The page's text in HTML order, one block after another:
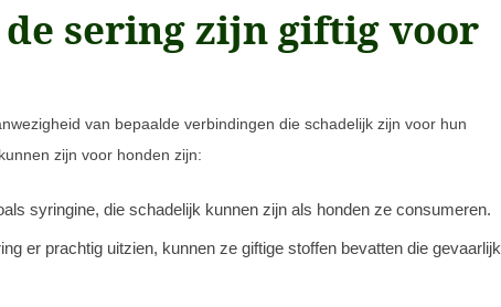
sering zijn giftig voor
van bepaalde verbindingen die schadelijk zijn voor hun
zijn voor honden zijn:
syringine, die schadelijk kunnen zijn als honden ze consumeren.
er prachtig uitzien, kunnen ze giftige stoffen bevatten die gevaarlijk